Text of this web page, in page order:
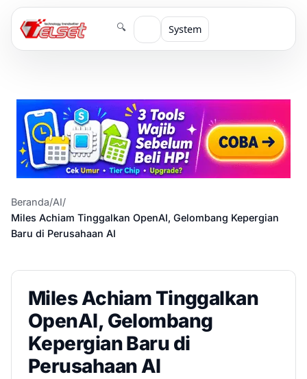
🔍 System
Beranda/AI/
Miles Achiam Tinggalkan OpenAI, Gelombang Kepergian
Baru di Perusahaan AI
Miles Achiam Tinggalkan
OpenAI, Gelombang
Kepergian Baru di
Perusahaan AI